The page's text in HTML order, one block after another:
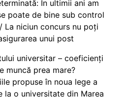
În ultimii ani am
poate de bine sub control
niciun concurs nu poți
unui post
universitar – coeficienți
muncă prea mare?
propuse în noua lege a
la o universitate din Marea